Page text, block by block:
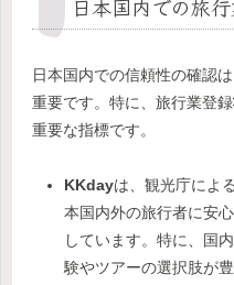
日本国内での旅
日本国内での信頼性の確認
重要です。特に、旅行業登
重要な指標です。
KKdayは、観光庁によ
本国内外の旅行者に安
しています。特に、国
験やツアーの選択肢が